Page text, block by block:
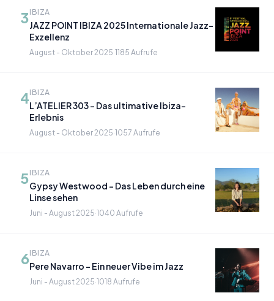
3IBIZA
JAZZ POINT IBIZA 2025 Internationale Jazz-
Exzellenz
August - Oktober 2025·1185 Aufrufe
4IBIZA
L’ATELIER 303 - Das ultimative Ibiza-
Erlebnis
August - Oktober 2025·1057 Aufrufe
5IBIZA
Gypsy Westwood - Das Leben durch eine
Linse sehen
Juni - August 2025·1040 Aufrufe
6IBIZA
Pere Navarro - Ein neuer Vibe im Jazz
Juni - August 2025·1018 Aufrufe